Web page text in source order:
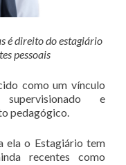
é direito do estagiário
pessoais
como um vínculo
supervisionado e
pedagógico.
ela o Estagiário tem
recentes como